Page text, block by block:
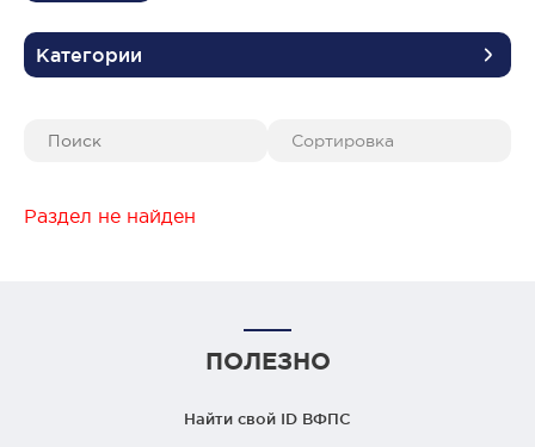
Категории
Раздел не найден
ПОЛЕЗНО
Найти свой ID ВФПС